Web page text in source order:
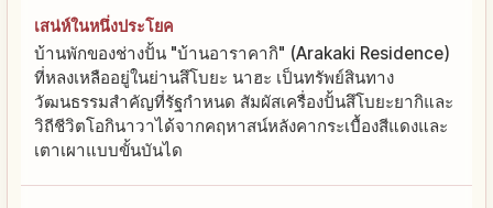
เสน่ห์ในหนึ่งประโยค
บ้านพักของช่างปั้น "บ้านอาราคากิ" (Arakaki Residence)
ที่หลงเหลืออยู่ในย่านสึโบยะ นาฮะ เป็นทรัพย์สินทาง
วัฒนธรรมสำคัญที่รัฐกำหนด สัมผัสเครื่องปั้นสึโบยะยากิและ
วิถีชีวิตโอกินาวาได้จากคฤหาสน์หลังคากระเบื้องสีแดงและ
เตาเผาแบบขั้นบันได